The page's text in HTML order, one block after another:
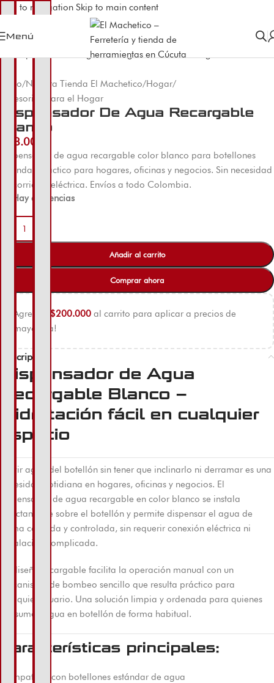
Skip to navigation Skip to main content
Menú
Inicio/Nuestra Tienda El Machetico/Hogar/
Accesorios para el Hogar
Dispensador De Agua Recargable
Blanco
28.000
Dispensador de agua recargable color blanco para botellones
estándar. Práctico para hogares, oficinas y negocios. Sin necesidad
de corriente eléctrica. Envíos a todo Colombia.
Hay existencias
Añadir al carrito
Comprar ahora
Agregue $200.000 al carrito para aplicar a precios de
mayorista!
Descripción
Dispensador de Agua
Recargable Blanco –
Hidratación fácil en cualquier
espacio
Servir agua del botellón sin tener que inclinarlo ni derramar es una
necesidad cotidiana en hogares, oficinas y negocios. El
dispensador de agua recargable en color blanco se instala
directamente sobre el botellón y permite dispensar el agua de
forma cómoda y controlada, sin requerir conexión eléctrica ni
instalación complicada.
Su diseño recargable facilita la operación manual con un
mecanismo de bombeo sencillo que resulta práctico para
cualquier usuario. Una solución limpia y ordenada para quienes
consumen agua en botellón de forma habitual.
Características principales:
Compatible con botellones estándar de agua